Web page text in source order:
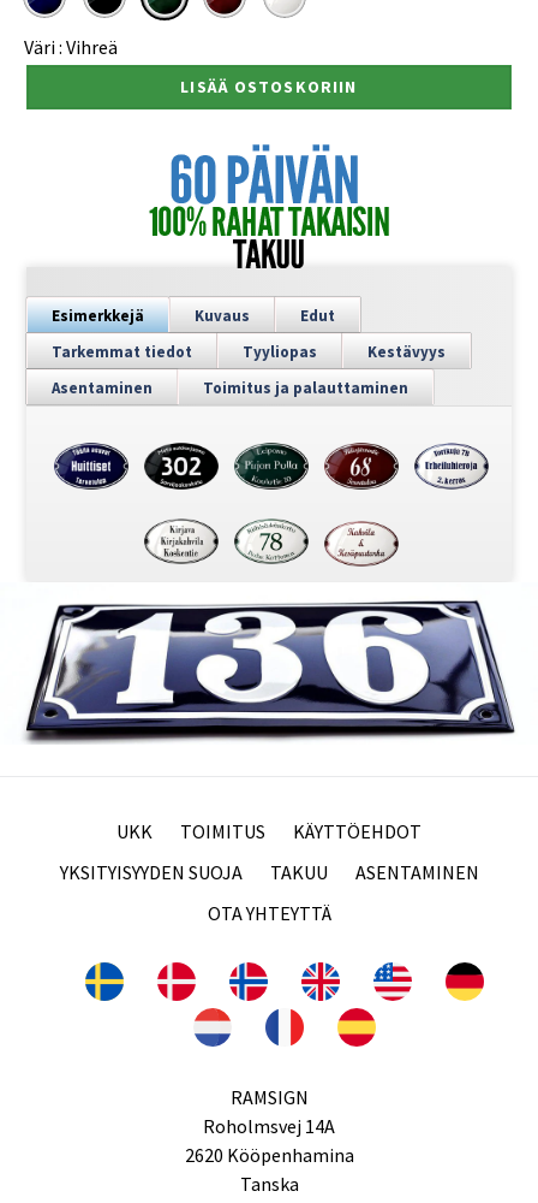
Väri :Vihreä
LISÄÄ OSTOSKORIIN
Esimerkkejä Kuvaus
Edut
Tarkemmat tiedot
Tyyliopas
Kestävyys
Asentaminen
Toimitus ja palauttaminen
UKK TOIMITUS
KÄYTTÖEHDOT
YKSITYISYYDEN SUOJA
TAKUU
ASENTAMINEN
OTA YHTEYTTÄ
RAMSIGN
Roholmsvej 14A
2620 Kööpenhamina
Tanska